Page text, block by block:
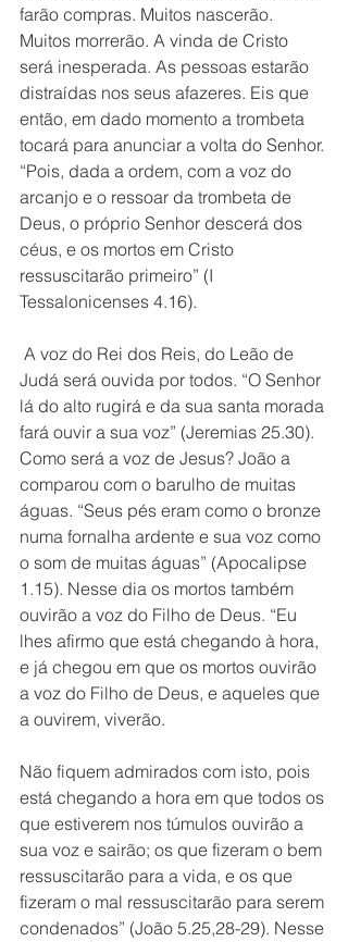
farão compras. Muitos nascerão.
Muitos morrerão. A vinda de Cristo
será inesperada. As pessoas estarão
distraídas nos seus afazeres. Eis que
então, em dado momento a trombeta
tocará para anunciar a volta do Senhor.
“Pois, dada a ordem, com a voz do
arcanjo e o ressoar da trombeta de
Deus, o próprio Senhor descerá dos
céus, e os mortos em Cristo
ressuscitarão primeiro” (I
Tessalonicenses 4.16).
Judá será ouvida por todos. “O Senhor
lá do alto rugirá e da sua santa morada
fará ouvir a sua voz” (Jeremias 25.30).
Como será a voz de Jesus? João a
comparou com o barulho de muitas
águas. “Seus pés eram como o bronze
numa fornalha ardente e sua voz como
o som de muitas águas” (Apocalipse
1.15). Nesse dia os mortos também
ouvirão a voz do Filho de Deus. “Eu
lhes afirmo que está chegando à hora,
e já chegou em que os mortos ouvirão
a voz do Filho de Deus, e aqueles que
a ouvirem, viverão.
Não fiquem admirados com isto, pois
está chegando a hora em que todos os
que estiverem nos túmulos ouvirão a
sua voz e sairão; os que fizeram o bem
ressuscitarão para a vida, e os que
fizeram o mal ressuscitarão para serem
condenados” (João 5.25,28-29). Nesse